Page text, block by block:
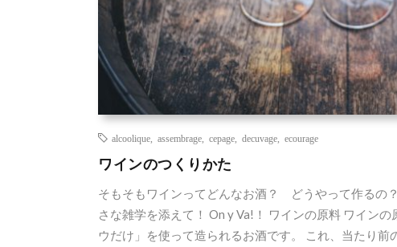
alcoolique assembrage cepage decuvage ecourage
ワインのつくりかた
そもそもワインってどんなお酒？ どうやって作るの
さな雑学を添えて！ On y Va!！ ワインの原料 ワイン
ウだけ」を使って造られるお酒です。 これ、当たり前